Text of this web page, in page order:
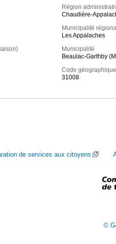
Région
Chaudière-
Municipalité
Les Appalaches
Municipalité
Beaulac-Garthby
Code
31008
de services aux citoyens
©